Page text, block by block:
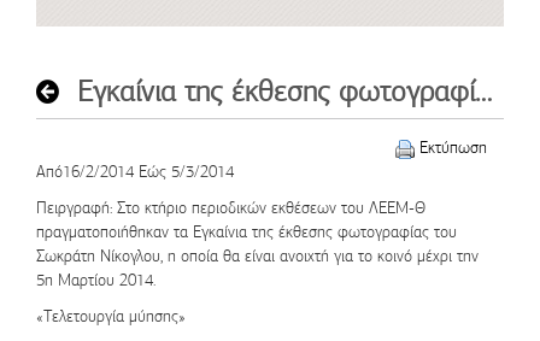
Εγκαίνια της έκθεσης φωτογραφίας του Σωκράτη Νίκογλου
Εκτύπωση
Από16/2/2014 Εώς 5/3/2014
Πειργραφή: Στο κτήριο περιοδικών εκθέσεων του ΛΕΕΜ-Θ
πραγματοποιήθηκαν τα Εγκαίνια της έκθεσης φωτογραφίας του
Σωκράτη Νίκογλου, η οποία θα είναι ανοιχτή για το κοινό μέχρι την
5η Μαρτίου 2014.
«Τελετουργία μύησης»